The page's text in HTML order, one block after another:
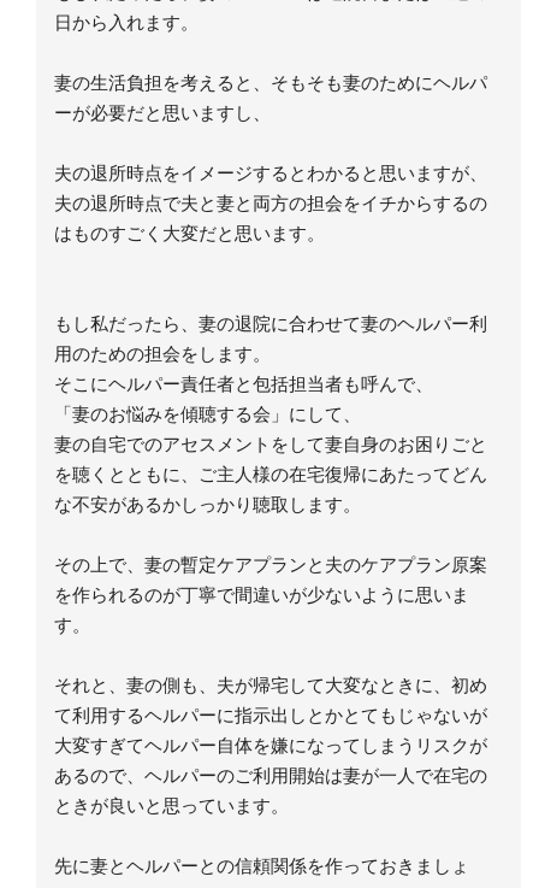
日から入れます。
妻の生活負担を考えると、そもそも妻のためにヘルパ
ーが必要だと思いますし、
夫の退所時点をイメージするとわかると思いますが、
夫の退所時点で夫と妻と両方の担会をイチからするの
はものすごく大変だと思います。
もし私だったら、妻の退院に合わせて妻のヘルパー利
用のための担会をします。
そこにヘルパー責任者と包括担当者も呼んで、
「妻のお悩みを傾聴する会」にして、
妻の自宅でのアセスメントをして妻自身のお困りごと
を聴くとともに、ご主人様の在宅復帰にあたってどん
な不安があるかしっかり聴取します。
その上で、妻の暫定ケアプランと夫のケアプラン原案
を作られるのが丁寧で間違いが少ないように思いま
す。
それと、妻の側も、夫が帰宅して大変なときに、初め
て利用するヘルパーに指示出しとかとてもじゃないが
大変すぎてヘルパー自体を嫌になってしまうリスクが
あるので、ヘルパーのご利用開始は妻が一人で在宅の
ときが良いと思っています。
先に妻とヘルパーとの信頼関係を作っておきましょ